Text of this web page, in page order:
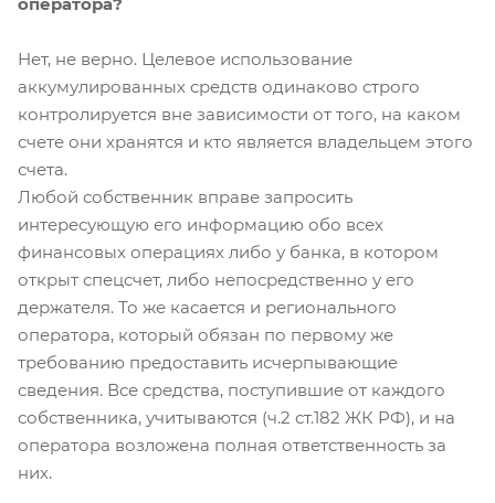
Нет, не верно. Целевое использование
аккумулированных средств одинаково строго
контролируется вне зависимости от того, на каком
счете они хранятся и кто является владельцем этого
счета.
Любой собственник вправе запросить
интересующую его информацию обо всех
финансовых операциях либо у банка, в котором
открыт спецсчет, либо непосредственно у его
держателя. То же касается и регионального
оператора, который обязан по первому же
требованию предоставить исчерпывающие
сведения. Все средства, поступившие от каждого
собственника, учитываются (ч.2 ст.182 ЖК РФ), и на
оператора возложена полная ответственность за
них.